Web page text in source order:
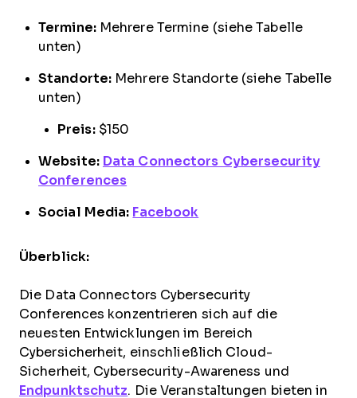
Termine:Mehrere Termine (siehe Tabelle
unten)
Standorte: Mehrere Standorte (siehe Tabelle
unten)
Preis: $150
Website: Data Connectors Cybersecurity
Conferences
Social Media: Facebook
Überblick:
Die Data Connectors Cybersecurity
Conferences konzentrieren sich auf die
neuesten Entwicklungen im Bereich
Cybersicherheit, einschließlich Cloud-
Sicherheit, Cybersecurity-Awareness und
Endpunktschutz. Die Veranstaltungen bieten in